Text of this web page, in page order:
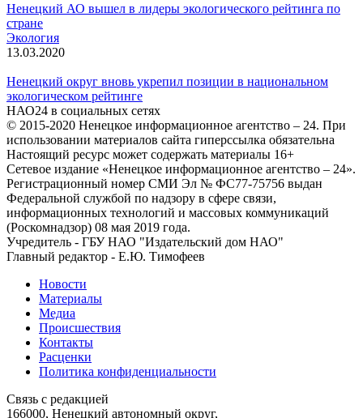
Ненецкий АО вышел в лидеры экологического рейтинга по
стране
Экология
13.03.2020
Ненецкий округ вновь укрепил позиции в национальном
экологическом рейтинге
НАО24 в социальных сетях
© 2015-2020 Ненецкое информационное агентство – 24. При
использовании материалов сайта гиперссылка обязательна
Настоящий ресурс может содержать материалы 16+
Сетевое издание «Ненецкое информационное агентство – 24».
Регистрационный номер СМИ Эл № ФС77-75756 выдан
Федеральной службой по надзору в сфере связи,
информационных технологий и массовых коммуникаций
(Роскомнадзор) 08 мая 2019 года.
Учредитель - ГБУ НАО "Издательский дом НАО"
Главный редактор - Е.Ю. Тимофеев
Новости
Материалы
Медиа
Происшествия
Контакты
Расценки
Политика конфиденциальности
Связь с редакцией
166000, Ненецкий автономный округ,